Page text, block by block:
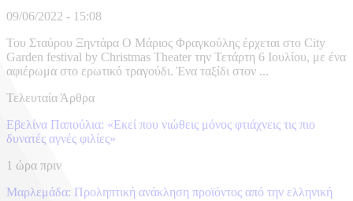
09/06/2022 - 15:08
Του Σταύρου Ξηντάρα Ο Μάριος Φραγκούλης έρχεται στο City
Garden festival by Christmas Theater την Τετάρτη 6 Ιουλίου, με ένα
αφιέρωμα στο ερωτικό τραγούδι. Ένα ταξίδι στον ...
Τελευταία Άρθρα
Εβελίνα Παπούλια: «Εκεί που νιώθεις μόνος φτιάχνεις τις πιο
δυνατές αγνές φιλίες»
1 ώρα πριν
Μαρλεμάδα: Προληπτική ανάκληση προϊόντος από την ελληνική